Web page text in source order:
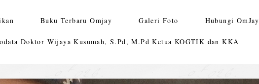
Buku Terbaru Omjay Galeri Foto Hubungi OmJay
Doktor Wijaya Kusumah, S.Pd, M.Pd Ketua KOGTIK dan KKA